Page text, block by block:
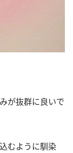
が抜群に良いで
むように馴染